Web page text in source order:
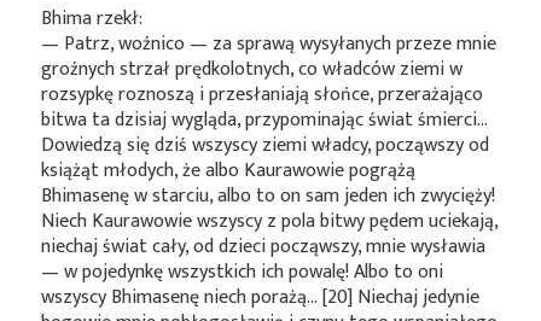
Bhima rzekł:
— Patrz, woźnico — za sprawą wysyłanych przeze mnie
groźnych strzał prędkolotnych, co władców ziemi w
rozsypkę roznoszą i przesłaniają słońce, przerażająco
bitwa ta dzisiaj wygląda, przypominając świat śmierci…
Dowiedzą się dziś wszyscy ziemi władcy, począwszy od
książąt młodych, że albo Kaurawowie pogrążą
Bhimasenę w starciu, albo to on sam jeden ich zwycięży!
Niech Kaurawowie wszyscy z pola bitwy pędem uciekają,
niechaj świat cały, od dzieci począwszy, mnie wysławia
— w pojedynkę wszystkich ich powalę! Albo to oni
wszyscy Bhimasenę niech porażą… [20] Niechaj jedynie